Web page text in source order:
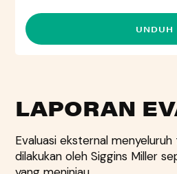
UNDUH
LAPORAN
Evaluasi eksternal
dilakukan oleh Siggins Miller